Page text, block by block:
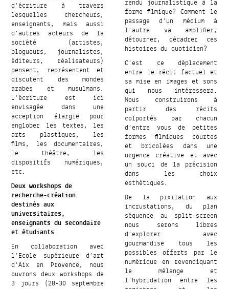
d’écriture à travers
lesquelles chercheurs,
enseignants, mais aussi
d’autres acteurs de la
société (artistes,
blogueurs, journalistes,
éditeurs, réalisateurs)
pensent, représentent et
discutent des mondes
arabes et musulmans.
L’écriture est ici
envisagée dans une
acception élargie pour
englober les textes, les
arts plastiques, les
films, les documentaires,
le théâtre, les
dispositifs numériques,
etc.
Deux workshops de
recherche-création
destinés aux
universitaires,
enseignants du secondaire
et étudiants
En collaboration avec
l’Ecole supérieure d’art
d’Aix en Provence, nous
ouvrons deux workshops de
3 jours (28-30 septembre
rendu journalistique à la
forme filmique? Comment le
passage d’un médium à
l’autre va amplifier,
détourner, décadrer ces
histoires du quotidien?
C’est ce déplacement
entre le récit factuel et
sa mise en images et sons
qui nous intéressera.
Nous construirons à
partir des récits
colportés par chacun
d’entre vous de petites
formes filmiques courtes
et bricolées dans une
urgence créative et avec
un souci de la précision
dans les choix
esthétiques.
De la pixilation aux
incrustations, du plan
séquence au split-screen
nous serons libres
d’explorer avec
gourmandise tous les
possibles offerts par le
numérique en revendiquant
le mélange et
l’hybridation entre les